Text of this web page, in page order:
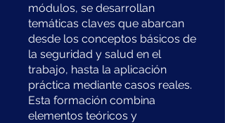
módulos, se desarrollan
temáticas claves que abarcan
desde los conceptos básicos de
la seguridad y salud en el
trabajo, hasta la aplicación
práctica mediante casos reales.
Esta formación combina
elementos teóricos y